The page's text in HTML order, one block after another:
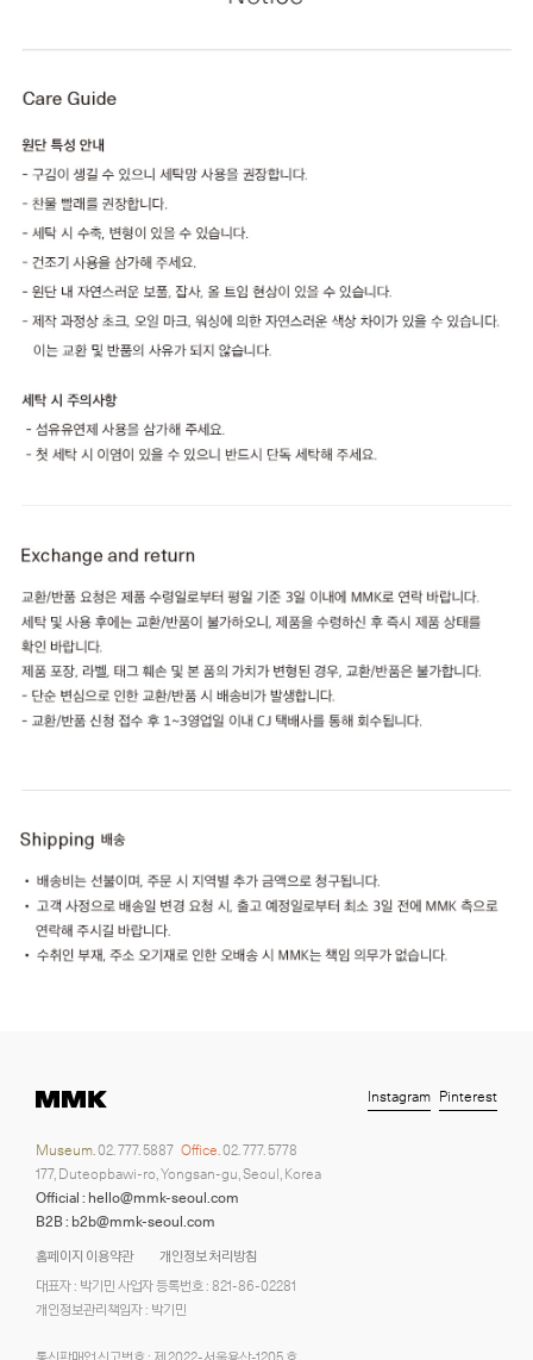
홈페이지 이용약관
개인정보 처리방침
대표자 : 박기민 사업자 등록번호 : 821-86-02281
개인정보관리책임자 : 박기민
Museum.02. 777. 5887 Office.02. 777. 5778
177, Duteopbawi-ro, Yongsan-gu, Seoul, Korea
Official : hello@mmk-seoul.com
B2B : b2b@mmk-seoul.com
Instagram Pinterest